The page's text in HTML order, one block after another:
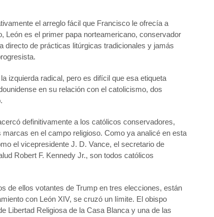
el arreglo fácil que Francisco le ofrecía a
León es el primer papa norteamericano, conservador
directo de prácticas litúrgicas tradicionales y jamás
izquierda radical, pero es difícil que esa etiqueta
en su relación con el catolicismo, dos
definitivamente a los católicos conservadores,
en el campo religioso. Como ya analicé en esta
el vicepresidente J. D. Vance, el secretario de
Robert F. Kennedy Jr., son todos católicos
de ellos votantes de Trump en tres elecciones, están
con León XIV, se cruzó un límite. El obispo
Libertad Religiosa de la Casa Blanca y una de las